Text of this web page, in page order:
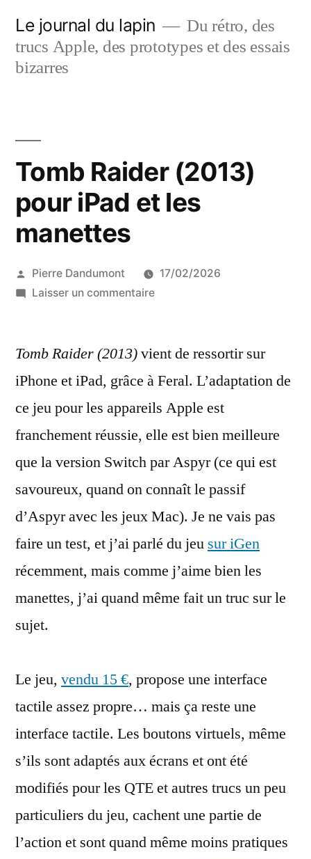
contenu
Le journal du lapin
Du rétro, des
trucs Apple, des prototypes et des essais
bizarres
Tomb Raider (2013)
pour iPad et les
manettes
Publié
par
Pierre Dandumont
17/02/2026
Laisser un commentairesur
(2013)
iPad
et
les
Tomb Raider (2013)vient de ressortir sur
iPhone et iPad, grâce à Feral. L’adaptation de
ce jeu pour les appareils Apple est
franchement réussie, elle est bien meilleure
que la version Switch par Aspyr (ce qui est
savoureux, quand on connaît le passif
d’Aspyr avec les jeux Mac). Je ne vais pas
faire un test, et j’ai parlé du jeu sur iGen
récemment, mais comme j’aime bien les
manettes, j’ai quand même fait un truc sur le
sujet.
Le jeu, vendu 15 €, propose une interface
tactile assez propre… mais ça reste une
interface tactile. Les boutons virtuels, même
s’ils sont adaptés aux écrans et ont été
modifiés pour les QTE et autres trucs un peu
particuliers du jeu, cachent une partie de
l’action et sont quand même moins pratiques